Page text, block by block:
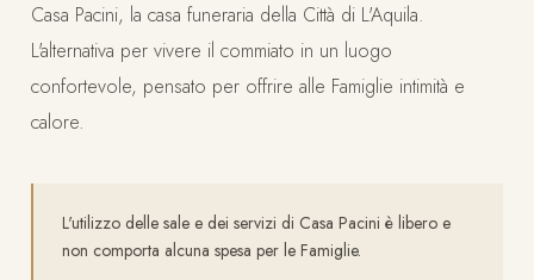
Casa Pacini, la casa funeraria della Città di L'Aquila.
L'alternativa per vivere il commiato in un luogo
confortevole, pensato per offrire alle Famiglie intimità e
calore.
L'utilizzo delle sale e dei servizi di Casa Pacini è libero e
non comporta alcuna spesa per le Famiglie.